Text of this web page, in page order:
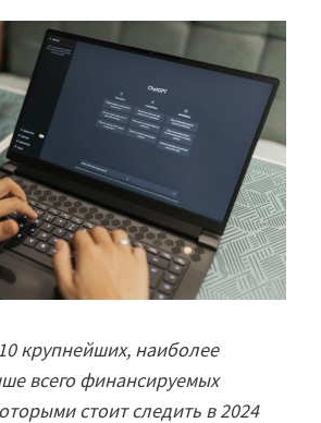
крупнейших, наиболее
всего финансируемых
стоит следить в 2024